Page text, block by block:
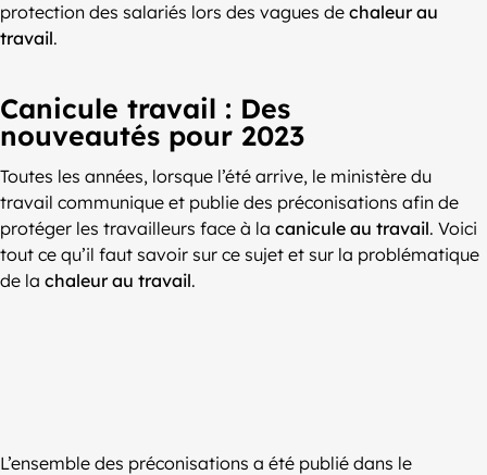
protection des salariés lors des vagues de chaleur au
travail.
Canicule travail : Des
nouveautés pour 2023
Toutes les années, lorsque l’été arrive, le ministère du
travail communique et publie des préconisations afin de
protéger les travailleurs face à la canicule au travail. Voici
tout ce qu’il faut savoir sur ce sujet et sur la problématique
de la chaleur au travail.
L’ensemble des préconisations a été publié dans le